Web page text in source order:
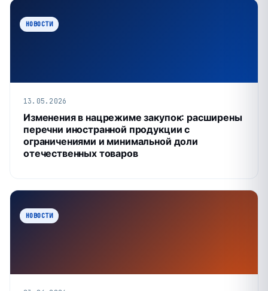
НОВОСТИ
13.05.2026
Изменения в нацрежиме закупок: расширены
перечни иностранной продукции с
ограничениями и минимальной доли
отечественных товаров
НОВОСТИ